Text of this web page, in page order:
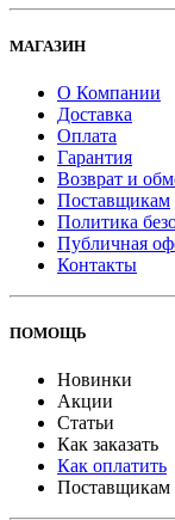
МАГАЗИН
О Компании
Доставка
Оплата
Гарантия
Возврат и
Поставщикам
Политика
Публичная
Контакты
ПОМОЩЬ
Новинки
Акции
Статьи
Как заказать
Как оплатить
Поставщикам